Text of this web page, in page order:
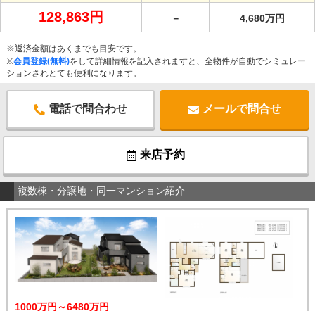
128,863円 － 4,680万円
※返済金額はあくまでも目安です。
※会員登録(無料)をして詳細情報を記入されますと、全物件が自動でシミュレー
ションされとても便利になります。
電話で問合わせ メールで問合せ
来店予約
複数棟・分譲地・同一マンション紹介
1000万円～6480万円